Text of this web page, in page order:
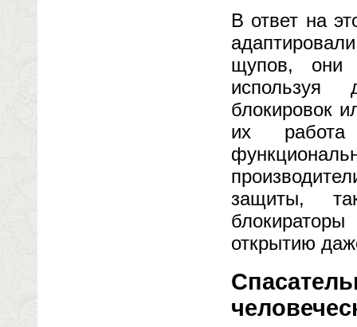
В ответ на
щупов, они
используя
блокировок
их работа
защиты,
открытию